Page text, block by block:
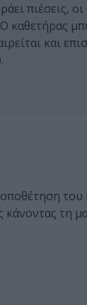
πιέσεις,
καθετήρας
και
του
τη